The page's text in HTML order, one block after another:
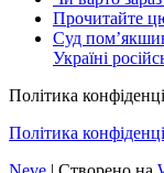
Прочитайте
Суд
Україні
Політика
Політика